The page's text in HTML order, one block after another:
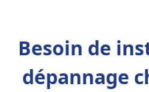
Besoin de
dépannage